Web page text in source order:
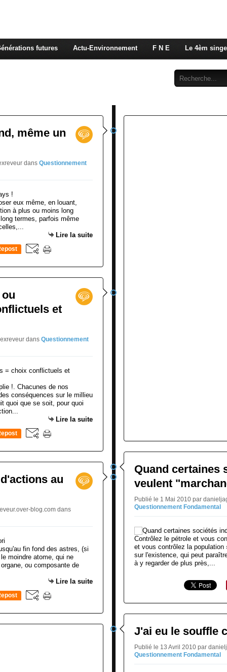
futures Actu-Environnement F N E Le 4èm singe
même un
dans Questionnement
eux même, en louant,
à plus ou moins long
termes, parfois même
Lire la suite
et
dans Questionnement
!. Chacunes de nos
conséquences sur le millieu
quoi que se soit, pour quoi
Lire la suite
au
blog.com dans
fin fond des astres, (si
moindre atome, qui ne
ou composante de
Lire la suite
Quand certaines
veulent
Publié le 1 Mai 2010 par
Questionnement Fondamental
Contrôlez le pétrole et vous
et vous contrôlez la population
sur l'existence, qui peut
à y regarder de plus près,...
J'ai eu le souffle
Publié le 13 Avril 2010 par
Questionnement Fondamental